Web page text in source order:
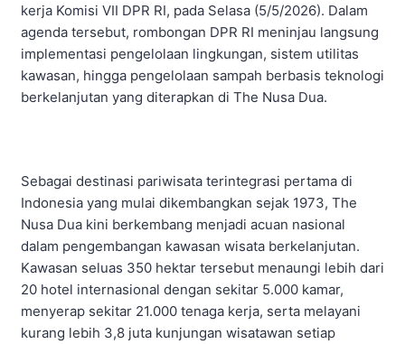
kerja Komisi VII DPR RI, pada Selasa (5/5/2026). Dalam
agenda tersebut, rombongan DPR RI meninjau langsung
implementasi pengelolaan lingkungan, sistem utilitas
kawasan, hingga pengelolaan sampah berbasis teknologi
berkelanjutan yang diterapkan di The Nusa Dua.
Sebagai destinasi pariwisata terintegrasi pertama di
Indonesia yang mulai dikembangkan sejak 1973, The
Nusa Dua kini berkembang menjadi acuan nasional
dalam pengembangan kawasan wisata berkelanjutan.
Kawasan seluas 350 hektar tersebut menaungi lebih dari
20 hotel internasional dengan sekitar 5.000 kamar,
menyerap sekitar 21.000 tenaga kerja, serta melayani
kurang lebih 3,8 juta kunjungan wisatawan setiap